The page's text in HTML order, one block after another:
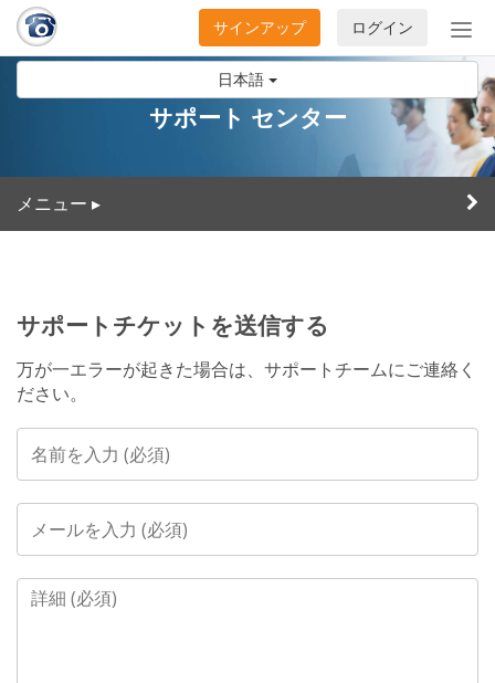
日本語
ナ
ビ
ー
シ
ョ
の
開
ログイン
サインアップ
サポート センター
メニュー ▸
サポートチケットを送信する
万が一エラーが起きた場合は、サポートチームにご連絡く
ださい。